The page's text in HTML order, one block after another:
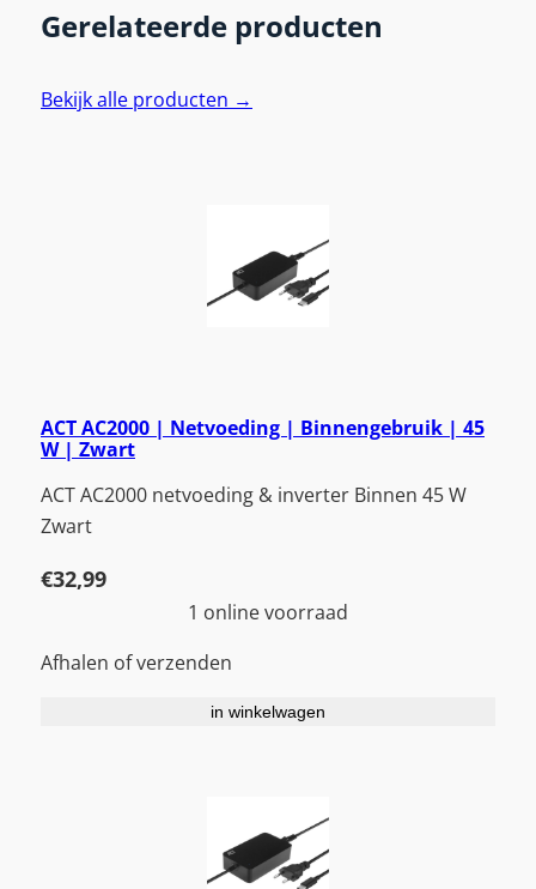
Gerelateerde producten
Bekijk alle producten →
ACT AC2000 | Netvoeding | Binnengebruik | 45
W | Zwart
ACT AC2000 netvoeding & inverter Binnen 45 W
Zwart
€32,99
1 online voorraad
Afhalen of verzenden
in winkelwagen